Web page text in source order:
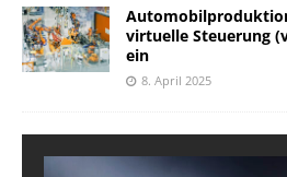
virtuelle Steuerung
ein
8. April 2025